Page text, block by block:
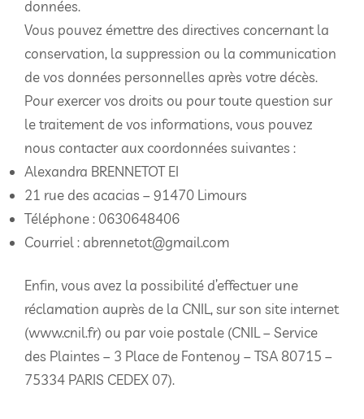
données.
Vous pouvez émettre des directives concernant la
conservation, la suppression ou la communication
de vos données personnelles après votre décès.
Pour exercer vos droits ou pour toute question sur
le traitement de vos informations, vous pouvez
nous contacter aux coordonnées suivantes :
Alexandra BRENNETOT EI
21 rue des acacias – 91470 Limours
Téléphone : 0630648406
Courriel : abrennetot@gmail.com
Enfin, vous avez la possibilité d’effectuer une
réclamation auprès de la CNIL, sur son site internet
(www.cnil.fr) ou par voie postale (CNIL – Service
des Plaintes – 3 Place de Fontenoy – TSA 80715 –
75334 PARIS CEDEX 07).